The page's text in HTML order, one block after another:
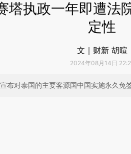
塔执政一年即遭法
定性
文｜财新 胡暄
2024年08月14日
布对泰国的主要客源国中国实施永久